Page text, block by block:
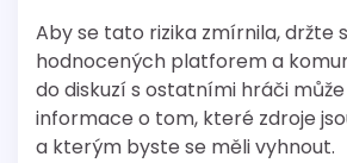
Aby se tato rizika zmírnila, držte
hodnocených platforem a
do diskuzí s ostatními hráči
informace o tom, které zdroje
a kterým byste se měli vyhnout.